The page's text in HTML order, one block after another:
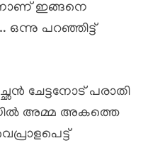
ഇങ്ങനെ
ഒന്നു പറഞ്ഞിട്ട്
ചേട്ടനോട് പരാതി
അമ്മ അകത്തെ